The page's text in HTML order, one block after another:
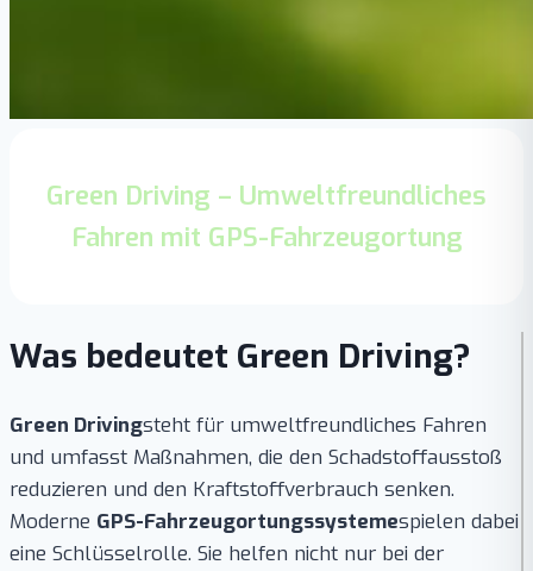
Green Driving – Umweltfreundliches
Fahren mit GPS-Fahrzeugortung
Was bedeutet Green Driving?
Green Drivingsteht für umweltfreundliches Fahren
und umfasst Maßnahmen, die den Schadstoffausstoß
reduzieren und den Kraftstoffverbrauch senken.
Moderne GPS-Fahrzeugortungssystemespielen dabei
eine Schlüsselrolle. Sie helfen nicht nur bei der